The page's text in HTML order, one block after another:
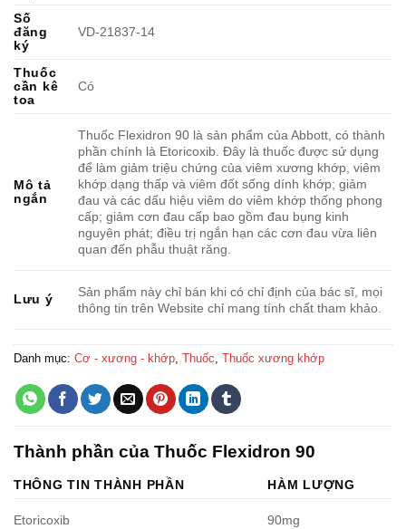
Số
đăng
ký
VD-21837-14
Thuốc
cần kê
toa
Có
Mô tả
ngắn
Thuốc Flexidron 90 là sản phẩm của Abbott, có thành
phần chính là Etoricoxib. Đây là thuốc được sử dụng
để làm giảm triệu chứng của viêm xương khớp, viêm
khớp dạng thấp và viêm đốt sống dính khớp; giảm
đau và các dấu hiệu viêm do viêm khớp thống phong
cấp; giảm cơn đau cấp bao gồm đau bụng kinh
nguyên phát; điều trị ngắn hạn các cơn đau vừa liên
quan đến phẫu thuật răng.
Lưu ý
Sản phẩm này chỉ bán khi có chỉ định của bác sĩ, mọi
thông tin trên Website chỉ mang tính chất tham khảo.
Danh mục: Cơ - xương - khớp, Thuốc, Thuốc xương khớp
Thành phần của Thuốc Flexidron 90
THÔNG TIN THÀNH PHẦN HÀM LƯỢNG
Etoricoxib 90mg